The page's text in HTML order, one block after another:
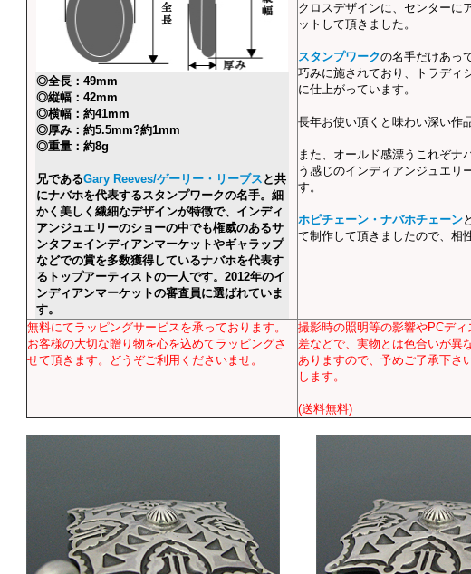
◎全長：49mm
◎縦幅：42mm
◎横幅：約41mm
◎厚み：約5.5mm?約1mm
◎重量：約8g
兄であるGary Reeves/ゲーリー・リーブス と共
にナバホを代表するスタンプワークの名手。細
かく美しく繊細なデザインが特徴で、インディ
アンジュエリーのショーの中でも権威のあるサ
ンタフェインディアンマーケットやギャラップ
などでの賞を多数獲得しているナバホを代表す
るトップアーティストの一人です。2012年のイ
ンディアンマーケットの審査員に選ばれていま
す。
クロスデザインに、センターに
ットして頂きました。
スタンプワークの名手だけあっ
巧みに施されており、トラディ
に仕上がっています。
長年お使い頂くと味わい深い作
また、オールド感漂うこれぞナ
う感じのインディアンジュエリ
す。
ホピチェーン・ナバホチェーン
て制作して頂きましたので、相
無料にてラッピングサービスを承っております。
お客様の大切な贈り物を心を込めてラッピングさ
せて頂きます。どうぞご利用くださいませ。
撮影時の照明等の影響やPCデ
差などで、実物とは色合いが異
ありますので、予めご了承下さ
します。
(送料無料)